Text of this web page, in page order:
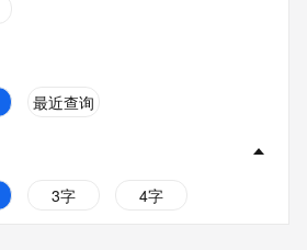
最近查询
3字
4字